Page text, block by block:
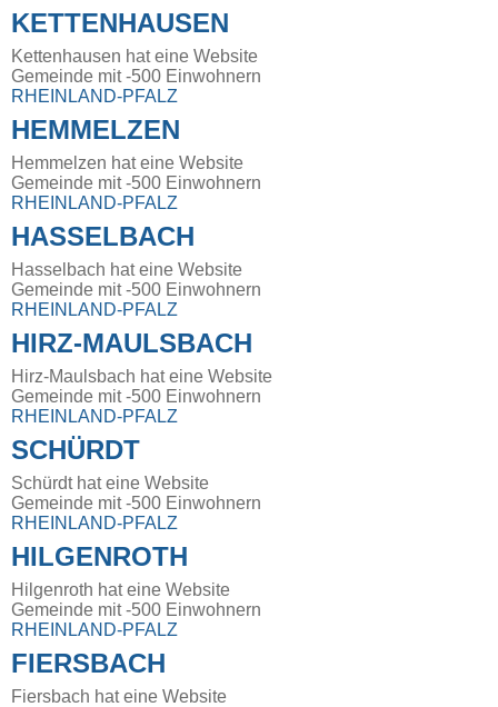
KETTENHAUSEN
Kettenhausen hat eine Website
Gemeinde mit -500 Einwohnern
RHEINLAND-PFALZ
HEMMELZEN
Hemmelzen hat eine Website
Gemeinde mit -500 Einwohnern
RHEINLAND-PFALZ
HASSELBACH
Hasselbach hat eine Website
Gemeinde mit -500 Einwohnern
RHEINLAND-PFALZ
HIRZ-MAULSBACH
Hirz-Maulsbach hat eine Website
Gemeinde mit -500 Einwohnern
RHEINLAND-PFALZ
SCHÜRDT
Schürdt hat eine Website
Gemeinde mit -500 Einwohnern
RHEINLAND-PFALZ
HILGENROTH
Hilgenroth hat eine Website
Gemeinde mit -500 Einwohnern
RHEINLAND-PFALZ
FIERSBACH
Fiersbach hat eine Website